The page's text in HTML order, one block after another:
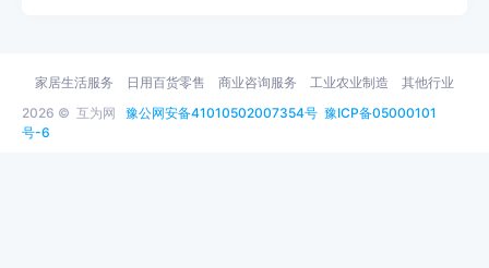
2026 © 互为网 豫公网安备41010502007354号 豫ICP备05000101
号-6
家居生活服务 日用百货零售 商业咨询服务 工业农业制造 其他行业